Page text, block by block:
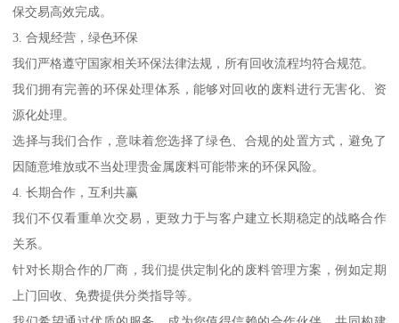
保交易高效完成。
3. 合规经营，绿色环保
我们严格遵守国家相关环保法律法规，所有回收流程均符合规范。
我们拥有完善的环保处理体系，能够对回收的废料进行无害化、资
源化处理。
选择与我们合作，意味着您选择了绿色、合规的处置方式，避免了
因随意堆放或不当处理贵金属废料可能带来的环保风险。
4. 长期合作，互利共赢
我们不仅看重单次交易，更致力于与客户建立长期稳定的战略合作
关系。
针对长期合作的厂商，我们提供定制化的废料管理方案，例如定期
上门回收、免费提供分类指导等。